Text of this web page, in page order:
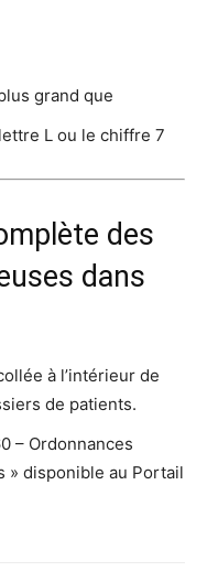
grand que
L ou le chiffre 7
des
dans
à l’intérieur de
de patients.
– Ordonnances
» disponible au Portail